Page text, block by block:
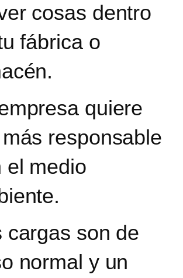
cosas dentro
fábrica o
quiere
responsable
el medio
cargas son de
normal y un